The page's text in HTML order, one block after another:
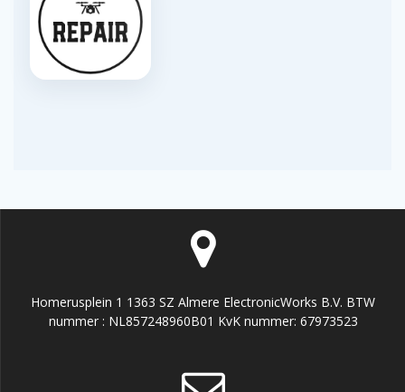
Homerusplein 1 1363 SZ Almere ElectronicWorks B.V. BTW
nummer : NL857248960B01 KvK nummer: 67973523